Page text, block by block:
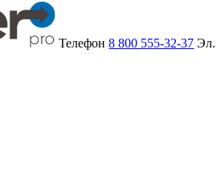
Телефон8 800 555-32-37 Эл.